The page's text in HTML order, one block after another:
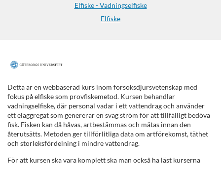
Elfiske - Vadningselfiske
Elfiske
F
u
l
l
s
Detta är en webbaserad kurs inom försöksdjursvetenskap med
fokus på elfiske som provfiskemetod. Kursen behandlar
vadningselfiske, där personal vadar i ett vattendrag och använder
ett elaggregat som genererar en svag ström för att tillfälligt bedöva
fisk. Fisken kan då håvas, artbestämmas och mätas innan den
återutsätts. Metoden ger tillförlitliga data om artförekomst, täthet
och storleksfördelning i mindre vattendrag.
För att kursen ska vara komplett ska man också ha läst kurserna